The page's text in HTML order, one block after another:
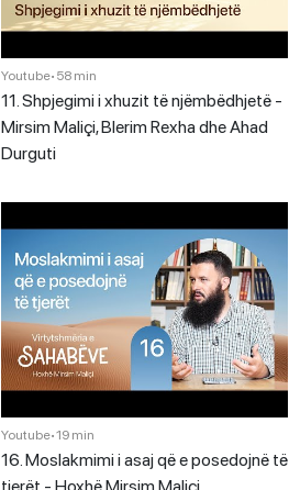
Youtube• 58 min
11. Shpjegimi i xhuzit të njëmbëdhjetë -
Mirsim Maliçi, Blerim Rexha dhe Ahad
Durguti
Youtube•19 min
16. Moslakmimi i asaj që e posedojnë të